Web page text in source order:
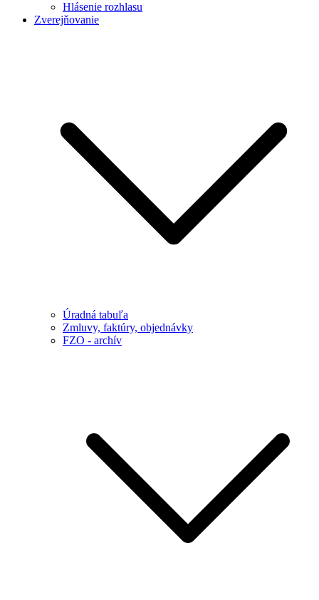
Hlásenie rozhlasu
Zverejňovanie
Úradná tabuľa
Zmluvy, faktúry, objednávky
FZO - archív